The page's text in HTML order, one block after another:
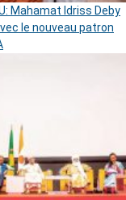
Mahamat Idriss Deby
le nouveau patron